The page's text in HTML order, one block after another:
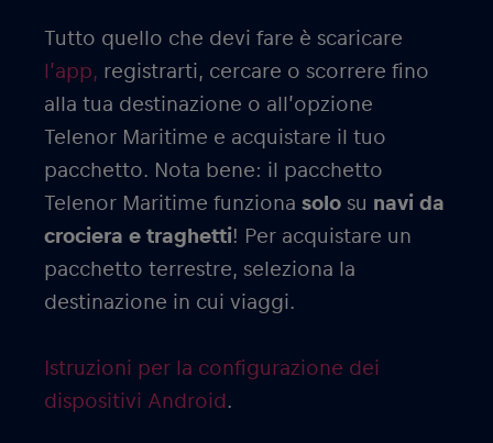
Tutto quello che devi fare è scaricare
l’app, registrarti, cercare o scorrere fino
alla tua destinazione o all’opzione
Telenor Maritime e acquistare il tuo
pacchetto. Nota bene: il pacchetto
Telenor Maritime funziona solo su navi da
crociera e traghetti! Per acquistare un
pacchetto terrestre, seleziona la
destinazione in cui viaggi.
Istruzioni per la configurazione dei
dispositivi Android .